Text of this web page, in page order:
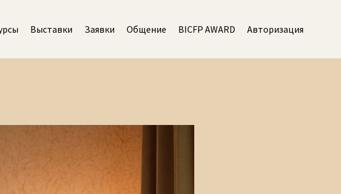
Выставки Заявки Общение BICFP AWARD Авторизация